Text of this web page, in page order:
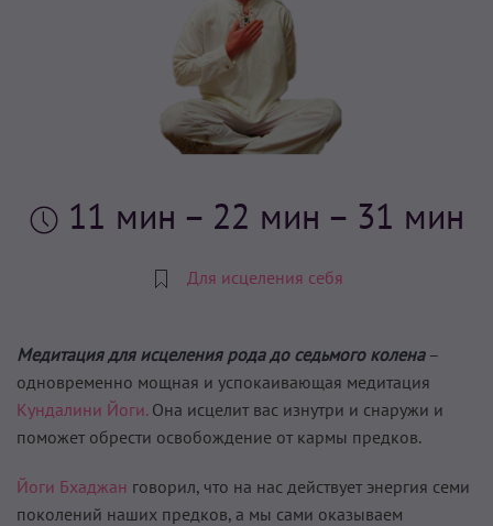
11 мин – 22 мин – 31 мин
Для исцеления себя
Медитация для исцеления рода до седьмого колена–
одновременно мощная и успокаивающая медитация
Кундалини Йоги.Она исцелит вас изнутри и снаружи и
поможет обрести освобождение от кармы предков.
Йоги Бхаджан говорил, что на нас действует энергия семи
поколений наших предков, а мы сами оказываем